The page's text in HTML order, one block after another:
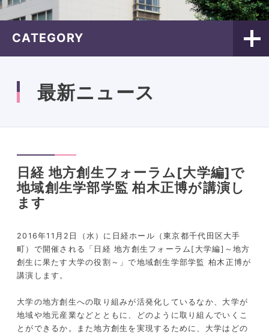
CATEGORY
最新ニュース
日経 地方創生フォーラム[大学編]で
地域創生学部学監 柏木正博が講演し
ます
2016年11月2日（水）に日経ホール（東京都千代田区大手
町）で開催される「日経 地方創生フォーラム[大学編]～地方
創生に果たす大学の役割～」で地域創生学部学監 柏木正博が
講演します。
大学の地方創生への取り組みが活発化しているなか、大学が
地域や地元産業などとともに、どのように取り組んでいくこ
とができるか。また地方創生を実現するために、大学はどの